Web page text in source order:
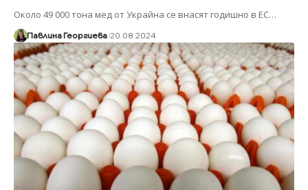
Около 49 000 тона мед от Украйна се внасят годишно в ЕС…
Павлина Георгиева 20.08.2024